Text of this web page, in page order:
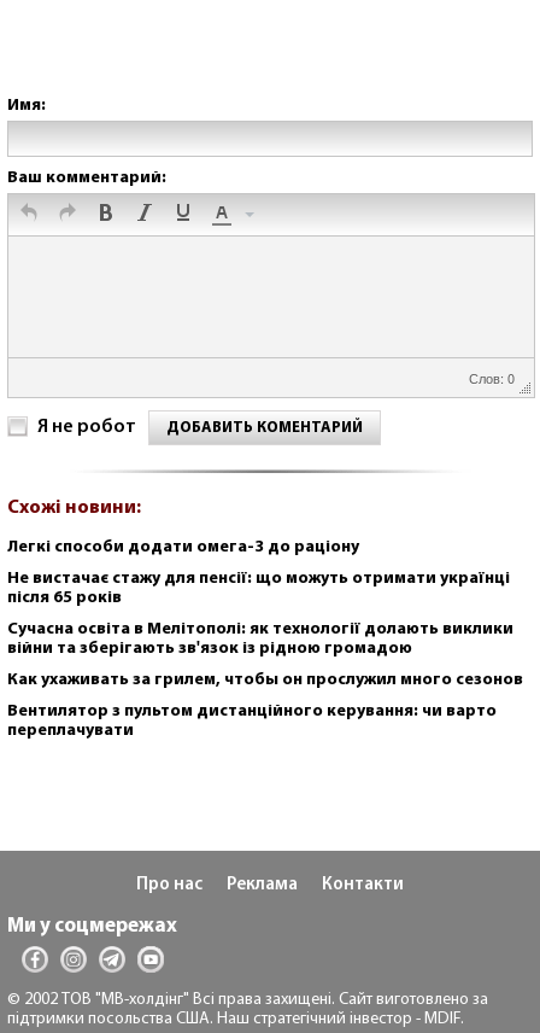
Имя:
Ваш комментарий:
Слов: 0
Я не робот ДОБАВИТЬ КОМЕНТАРИЙ
Схожі новини:
Легкі способи додати омега-3 до раціону
Не вистачає стажу для пенсії: що можуть отримати українці
після 65 років
Сучасна освіта в Мелітополі: як технології долають виклики
війни та зберігають зв'язок із рідною громадою
Как ухаживать за грилем, чтобы он прослужил много сезонов
Вентилятор з пультом дистанційного керування: чи варто
переплачувати
Про нас Реклама Контакти
Ми у соцмережах
© 2002 ТОВ "МВ-холдінг" Всі права захищені. Сайт виготовлено за
підтримки посольства США. Наш стратегічний інвестор - MDIF.